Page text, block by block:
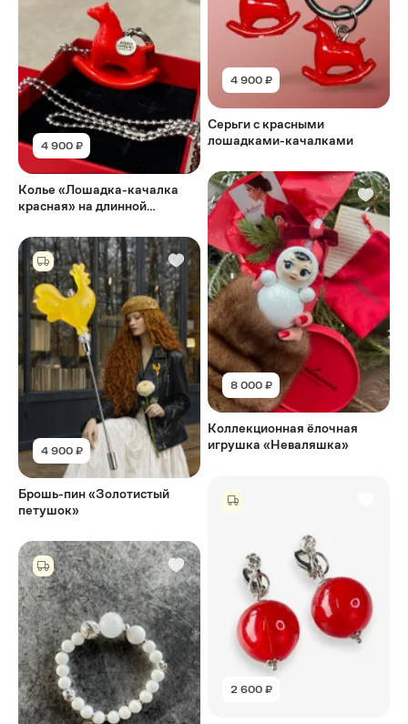
4 900 ₽
Колье «Лошадка-качалка
красная» на длинной
4 900 ₽
Брошь-пин «Золотистый
петушок»
4 900 ₽
Серьги с красными
лошадками-качалками
8 000 ₽
Коллекционная ёлочная
игрушка «Неваляшка»
2 600 ₽